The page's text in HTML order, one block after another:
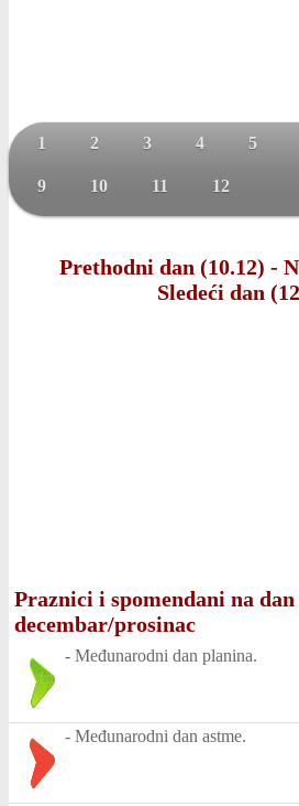
1 2 3 4 5
9 10 11 12
Prethodni dan (10.12) -
Sledeći dan
Praznici i spomendani na dan
decembar/prosinac
- Međunarodni dan planina.
- Međunarodni dan astme.